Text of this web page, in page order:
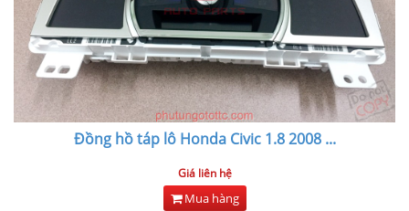
Đồng hồ táp lô Honda Civic 1.8 2008...
Giá liên hệ
Mua hàng